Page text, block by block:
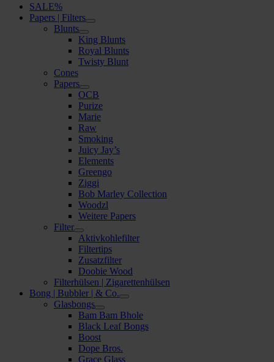
SALE%
Papers | Filters
Blunts
King Blunts
Royal Blunts
Twisty Blunt
Cones
Papers
OCB
Purize
Marie
Raw
Smoking
Juicy Jay’s
Elements
Greengo
Ziggi
Bob Marley Collection
Woodzl
Weitere Papers
Filter
Aktivkohlefilter
Filtertips
Zusatzfilter
Doobie Wood
Filterhülsen | Zigarettenhülsen
Bong | Bubbler | & Co.
Glasbongs
Bam Bam Bhole
Black Leaf Bongs
Boost
Dope Bros.
Grace Glass